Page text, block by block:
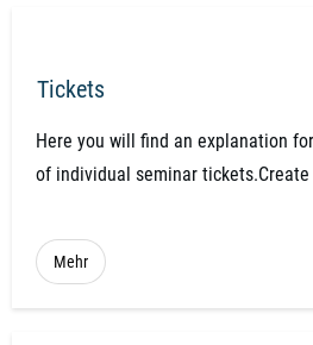
Tickets
​Here you will find an explanation
of individual seminar tickets.Create
Mehr